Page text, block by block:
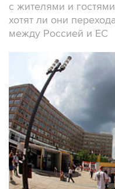
с жителями и
хотят ли они
между Россией и ЕС